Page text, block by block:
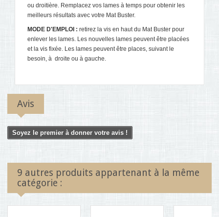
ou droitière. Remplacez vos lames à temps pour obtenir les
meilleurs résultats avec votre Mat Buster.
MODE D'EMPLOI : retirez la vis en haut du Mat Buster pour
enlever les lames. Les nouvelles lames peuvent être placées
et la vis fixée. Les lames peuvent être places, suivant le
besoin, à  droite ou à gauche.
Avis
Soyez le premier à donner votre avis !
9 autres produits appartenant à la même
catégorie :